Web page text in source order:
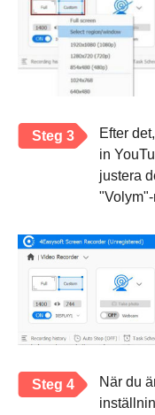
Steg 3
Efter
in
justera
Steg 4
När du